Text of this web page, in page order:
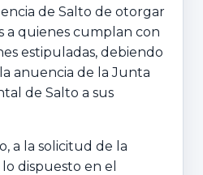
de Salto de otorgar
a quienes cumplan con
estipuladas, debiendo
anuencia de la Junta
de Salto a sus
a la solicitud de la
dispuesto en el